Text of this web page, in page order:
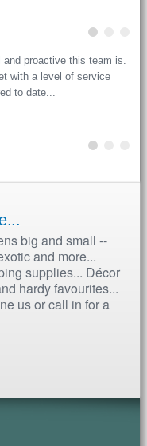
This has been
all. I’ve never turned a
big and small --
and more...
supplies... Décor
hardy favourites...
us or call in for a